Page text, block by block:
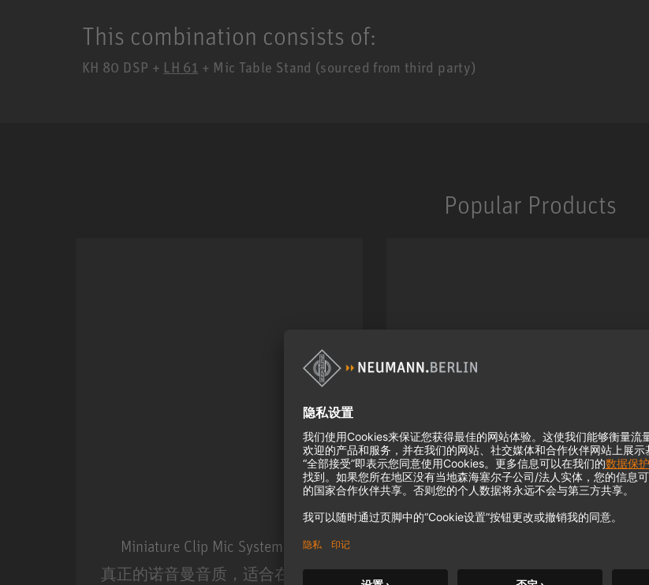
This combination consists of:
KH 80 DSP + LH 61 + Mic Table Stand (sourced from third party)
Popular Products
Miniature Clip Mic System MCM
真正的诺音曼音质，适合在现场应
凭借更深沉的低音、更高的分辨率